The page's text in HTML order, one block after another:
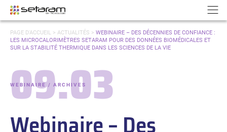
Aller au contenu
VOUS
ÊTES
ICI :
PAGE D'ACCUEIL> ACTUALITÉS > WEBINAIRE – DES DÉCENNIES DE CONFIANCE :
LES MICROCALORIMÈTRES SETARAM POUR DES DONNÉES BIOMÉDICALES ET
SUR LA STABILITÉ THERMIQUE DANS LES SCIENCES DE LA VIE
Date :
09.03
WEBINAIRE / ARCHIVES
Panneau de gestion des cookies